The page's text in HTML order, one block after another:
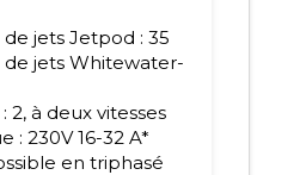
jets Jetpod : 35
jets Whitewater-
2, à deux vitesses
: 230V 16-32 A*
en triphasé